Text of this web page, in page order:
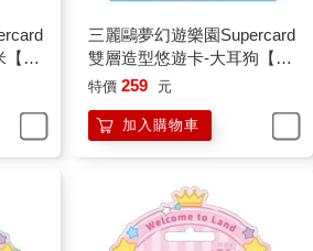
【受
三麗鷗夢幻遊樂園Supercard
雙層造型悠遊卡-大耳狗【受
託代銷】
特價 259 元
加入購物車